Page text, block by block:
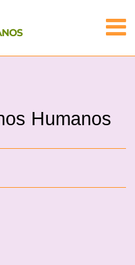
Humanos